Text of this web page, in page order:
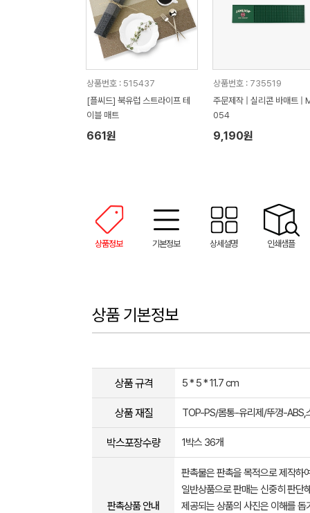
상품번호 : 515437
[플씨드] 북유럽 스트라이프 테
이블 매트
661원
상품번호 : 735519
주문제작 | 실리콘 바매트 |
054
9,190원
상품정보 기본정보 상세설명 인쇄샘플
상품 기본정보
상품 규격 5 * 5 * 11.7 cm
상품 재질 TOP-PS/몸통-유리제/뚜껑-ABS,
박스포장수량 1박스 36개
판촉상품 안내
판촉물은 판촉을 목적으로 제작하
일반상품으로 판매는 신중히 판단
제공되는 상품의 사진은 이해를